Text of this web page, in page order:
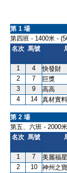
第 1 場
第四班 - 1400米 -
名次 馬號
1 4 快發財
2
7 巨獎
3
9 高高
4
14 真材實料
第 2 場
第五、六班 - 2000
名次 馬號
1 7 美麗福星
2
10 神州之寶